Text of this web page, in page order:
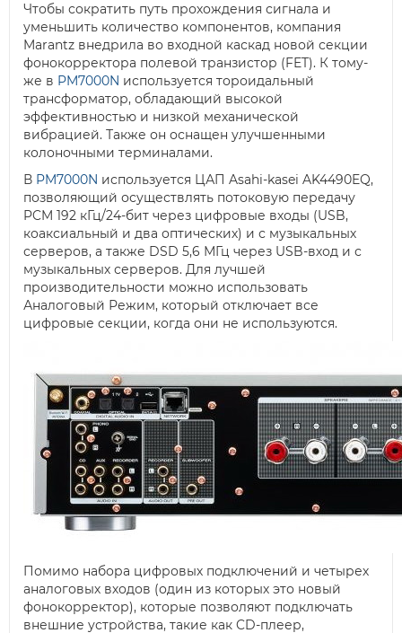
Чтобы сократить путь прохождения сигнала и
уменьшить количество компонентов, компания
Marantz внедрила во входной каскад новой секции
фонокорректора полевой транзистор (FET). К тому-
же в PM7000N используется тороидальный
трансформатор, обладающий высокой
эффективностью и низкой механической
вибрацией. Также он оснащен улучшенными
колоночными терминалами.
В PM7000N используется ЦАП Asahi-kasei AK4490EQ,
позволяющий осуществлять потоковую передачу
PCM 192 кГц/24-бит через цифровые входы (USB,
коаксиальный и два оптических) и с музыкальных
серверов, а также DSD 5,6 МГц через USB-вход и с
музыкальных серверов. Для лучшей
производительности можно использовать
Аналоговый Режим, который отключает все
цифровые секции, когда они не используются.
Помимо набора цифровых подключений и четырех
аналоговых входов (один из которых это новый
фонокорректор), которые позволяют подключать
внешние устройства, такие как CD-плеер,